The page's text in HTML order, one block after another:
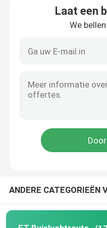
ET Buisluchtroute
Nasopharyngeal
Dubbele Lumen
De Monitor van de
Laat een
We
ANDERE CATEGORIEËN